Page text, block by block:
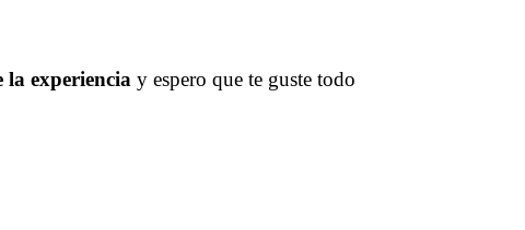
la experiencia y espero que te guste todo